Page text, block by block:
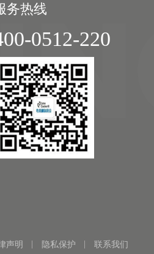
务热线
0512-220
声明 隐私保护 联系我们